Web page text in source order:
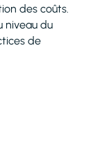
des coûts.
niveau du
de